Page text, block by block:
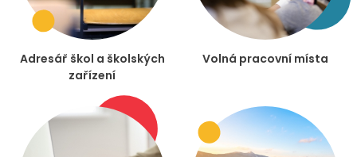
Adresář škol a školských
zařízení
Volná pracovní místa